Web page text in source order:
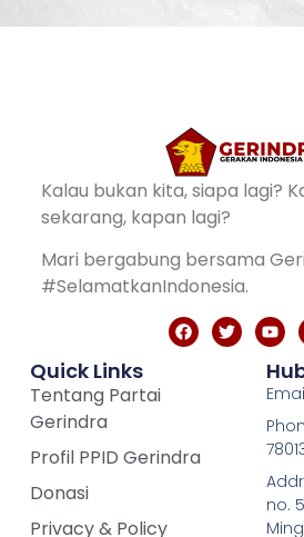
Kalau bukan kita, siapa lagi?
sekarang, kapan lagi?
Mari bergabung bersama
#SelamatkanIndonesia.
Quick Links
Tentang Partai
Gerindra
Profil PPID Gerindra
Donasi
Privacy & Policy
no.